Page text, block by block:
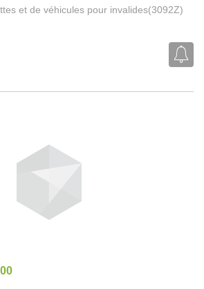
et de véhicules pour invalides(3092Z)